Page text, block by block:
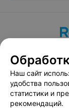
Вакансии
Наш сайт
удобства
статистики и
рекомендаций.